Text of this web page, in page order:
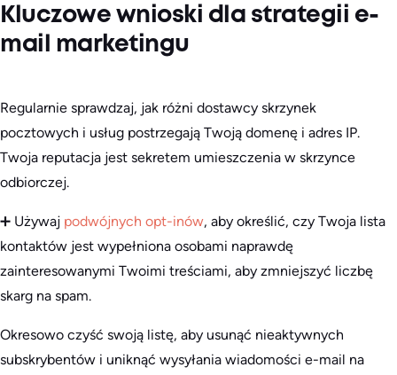
Kluczowe wnioski dla strategii e-
mail marketingu
Regularnie sprawdzaj, jak różni dostawcy skrzynek
pocztowych i usług postrzegają Twoją domenę i adres IP.
Twoja reputacja jest sekretem umieszczenia w skrzynce
odbiorczej.
➕ Używaj podwójnych opt-inów, aby określić, czy Twoja lista
kontaktów jest wypełniona osobami naprawdę
zainteresowanymi Twoimi treściami, aby zmniejszyć liczbę
skarg na spam.
Okresowo czyść swoją listę, aby usunąć nieaktywnych
subskrybentów i uniknąć wysyłania wiadomości e-mail na